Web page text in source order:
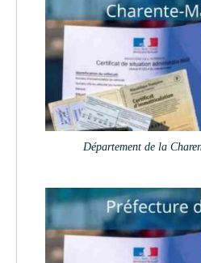
Département de la